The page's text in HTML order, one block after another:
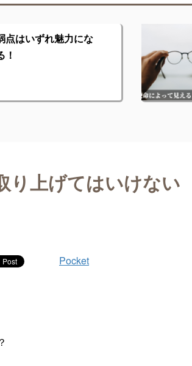
点はいずれ魅力にな
！
り上げてはいけない
Pocket